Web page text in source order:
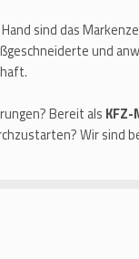
sind das
und
Bereit als
Wir sind